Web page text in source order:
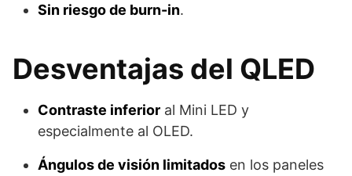
Sin riesgo de burn-in.
Desventajas del QLED
Contraste inferior al Mini LED y
especialmente al OLED.
Ángulos de visión limitados en los paneles